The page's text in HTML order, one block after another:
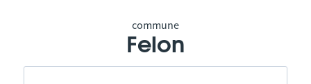
commune
Felon